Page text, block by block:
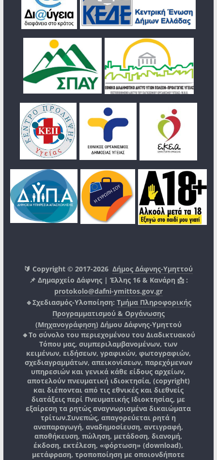
🔰 Copyright © 2017-2026Δήμος Δάφνης-Υμηττού
📌 Δημαρχείο Δάφνης | Έλλης 16 & Κανάρη 📩 :
protokolo@dafni-ymittos.gov.gr
🔹Σχεδιασμός-Υλοποίηση: Τμήμα Πληροφορικής
Προγραμματισμού & Οργάνωσης
(Μηχανογράφηση) Δήμου Δάφνης-Υμηττού
🔸Το σύνολο του περιεχομένου του Διαδικτυακού
Τόπου μας, συμπεριλαμβανομένων, των
κειμένων, ειδήσεων, γραφικών, φωτογραφιών,
σχεδιαγραμμάτων, απεικονίσεων, παρεχόμενων
υπηρεσιών και γενικά κάθε είδους αρχείων,
αποτελούν πνευματική ιδιοκτησία, (copyright)
και διέπονται από τις εθνικές και διεθνείς
διατάξεις περί Πνευματικής Ιδιοκτησίας, με
εξαίρεση τα ρητώς αναγνωρισμένα δικαιώματα
τρίτων.Συνεπώς, απαγορεύεται ρητά η
αναπαραγωγή, αναδημοσίευση, αντιγραφή,
αποθήκευση, πώληση, μετάδοση, διανομή,
έκδοση, εκτέλεση, «φόρτωση» (download),
μετάφραση, τροποποίηση με οποιονδήποτε